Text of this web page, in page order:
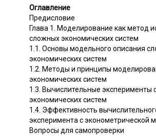
Оглавление
Предисловие
Глава 1. Моделирование как метод
сложных экономических систем
1.1. Основы модельного описания
экономических систем
1.2. Методы и принципы
экономических систем
1.3. Вычислительные эксперименты
экономических систем
1.4. Эффективность
эксперимента с эконометрической
Вопросы для самопроверки